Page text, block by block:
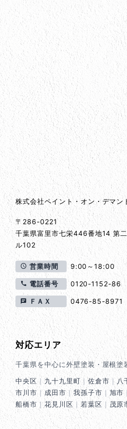
会社情報とサイトマップ
会社情報
株式会社ペイント・オン・デマン
〒286-0221
千葉県富里市七栄446番地14 第
ル102
営業時間 9:00～18:00
電話番号 0120-1152-86
ＦＡＸ 0476-85-8971
対応エリア
千葉県を中心に外壁塗装・屋根
中央区｜九十九里町｜佐倉市 ｜ 八
市川市｜成田市 ｜ 我孫子市 ｜ 旭市 ｜
船橋市 ｜花見川区 ｜ 若葉区 ｜ 茂原